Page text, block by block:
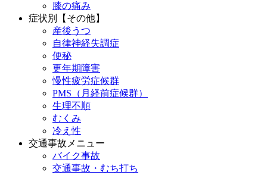
膝の痛み
症状別【その他】
産後うつ
自律神経失調症
便秘
更年期障害
慢性疲労症候群
PMS（月経前症候群）
生理不順
むくみ
冷え性
交通事故メニュー
バイク事故
交通事故・むち打ち